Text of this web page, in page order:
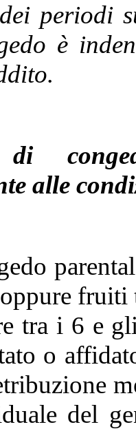
periodi
è
alle
tra i 6 e
o
del